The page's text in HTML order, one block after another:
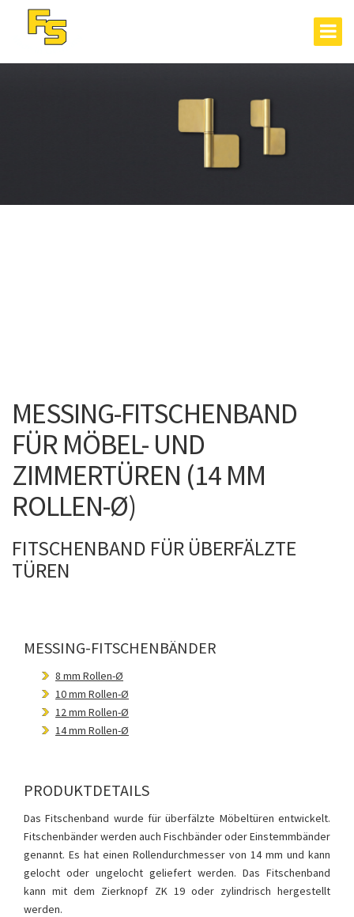
MESSING-FITSCHENBAND
FÜR MÖBEL- UND
ZIMMERTÜREN (14 MM
ROLLEN-Ø)
FITSCHENBAND FÜR ÜBERFÄLZTE
TÜREN
MESSING-FITSCHENBÄNDER
8 mm Rollen-Ø
10 mm Rollen-Ø
12 mm Rollen-Ø
14 mm Rollen-Ø
PRODUKTDETAILS
Das Fitschenband wurde für überfälzte Möbeltüren entwickelt.
Fitschenbänder werden auch Fischbänder oder Einstemmbänder
genannt. Es hat einen Rollendurchmesser von 14 mm und kann
gelocht oder ungelocht geliefert werden. Das Fitschenband
kann mit dem Zierknopf ZK 19 oder zylindrisch hergestellt
werden.